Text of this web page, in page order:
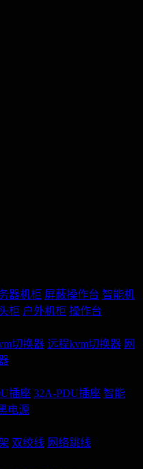
器机柜 屏蔽操作台 智能机
柜 户外机柜 操作台
切换器 远程kvm切换器 网
插座 32A-PDU插座 智能
电源
双绞线 网络跳线